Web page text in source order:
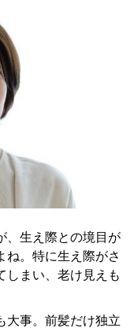
、生え際との境目が
ね。特に生え際がさ
しまい、老け見えも
大事。前髪だけ独立